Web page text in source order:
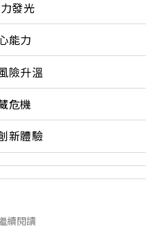
發光
能力
險升溫
危機
新體驗
續閱讀